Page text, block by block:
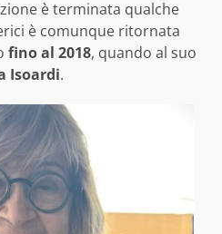
è terminata qualche
è comunque ritornata
fino al 2018, quando al suo
Isoardi.